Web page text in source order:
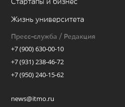
Жизнь университета
Пресс-служба / Редакция
+7 (900) 630-00-10
+7 (931) 238-46-72
+7 (950) 240-15-62
news@itmo.ru